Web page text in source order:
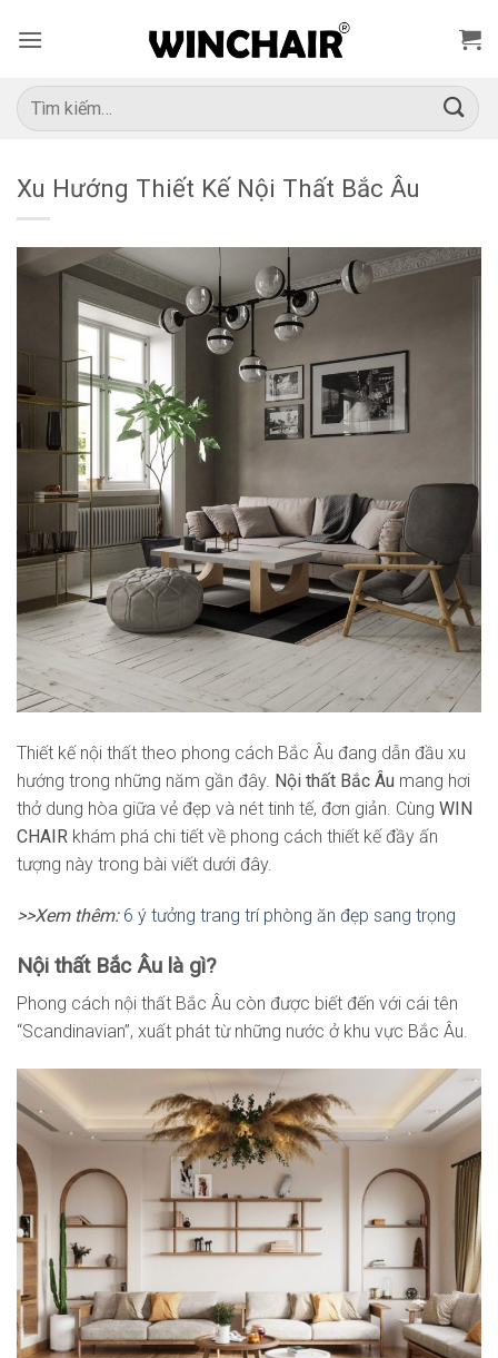
qua
dung
Tìm
kiếm:
Xu Hướng Thiết Kế Nội Thất Bắc Âu
Thiết kế nội thất theo phong cách Bắc Âu đang dẫn đầu xu
hướng trong những năm gần đây. Nội thất Bắc Âu mang hơi
thở dung hòa giữa vẻ đẹp và nét tinh tế, đơn giản. Cùng WIN
CHAIR khám phá chi tiết về phong cách thiết kế đầy ấn
tượng này trong bài viết dưới đây.
>>Xem thêm: 6 ý tưởng trang trí phòng ăn đẹp sang trọng
Nội thất Bắc Âu là gì?
Phong cách nội thất Bắc Âu còn được biết đến với cái tên
“Scandinavian”, xuất phát từ những nước ở khu vực Bắc Âu.